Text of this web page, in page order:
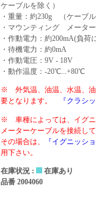
ケーブルを除く）
・重量：約230g （ケーブル
・マウンティング メータ
・作動電力：約200mA(負荷
・待機電力：約0mA
・作動電圧：9V - 18V
・動作温度：-20℃...+80℃
※ 外気温、油温、水温、油
要となります。
『クラシ
※ 車種によっては、イグニ
メーターケーブルを接続し
その場合は、
『イグニッシ
用下さい。
在庫状況 :
在庫あり
品番 2004060